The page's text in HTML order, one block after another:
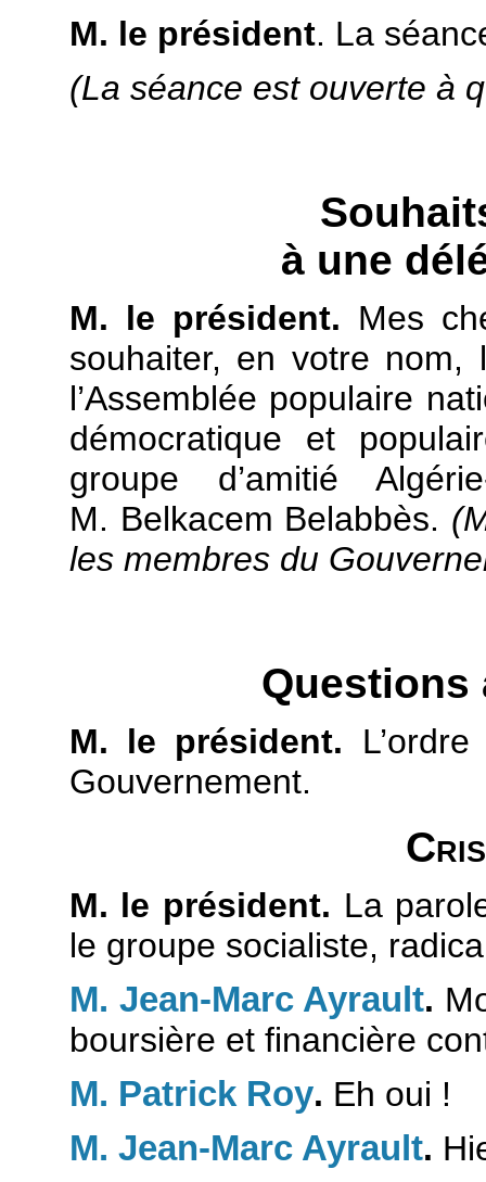
M. le président. La
(La séance est ouverte à
à une
M. le président. Mes
souhaiter, en votre
l’Assemblée populaire
démocratique et
groupe d’amitié
M. Belkacem Belabbès.
les membres du
Questions
M. le président.
Gouvernement.
M. le président. La
le groupe socialiste,
M. Jean-Marc Ayrault.
boursière et financière
M. Patrick Roy. Eh oui !
M. Jean-Marc Ayrault.